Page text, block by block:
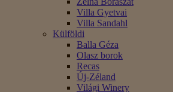
Villa Gyetvai
Villa Sandahl
Külföldi
Balla Géza
Olasz borok
Recas
Új-Zéland
Világi Winery